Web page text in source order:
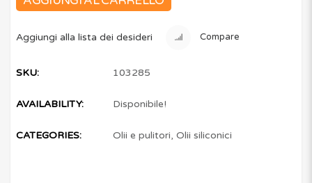
Aggiungi alla lista dei desideri Compare
SKU: 103285
AVAILABILITY: Disponibile!
CATEGORIES: Olii e pulitori,Olii siliconici